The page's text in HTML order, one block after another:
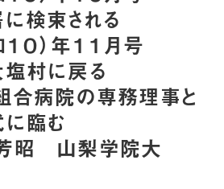
検束される
１０）年１１月号
村に戻る
合病院の専務理事と
臨む
昭 山梨学院大